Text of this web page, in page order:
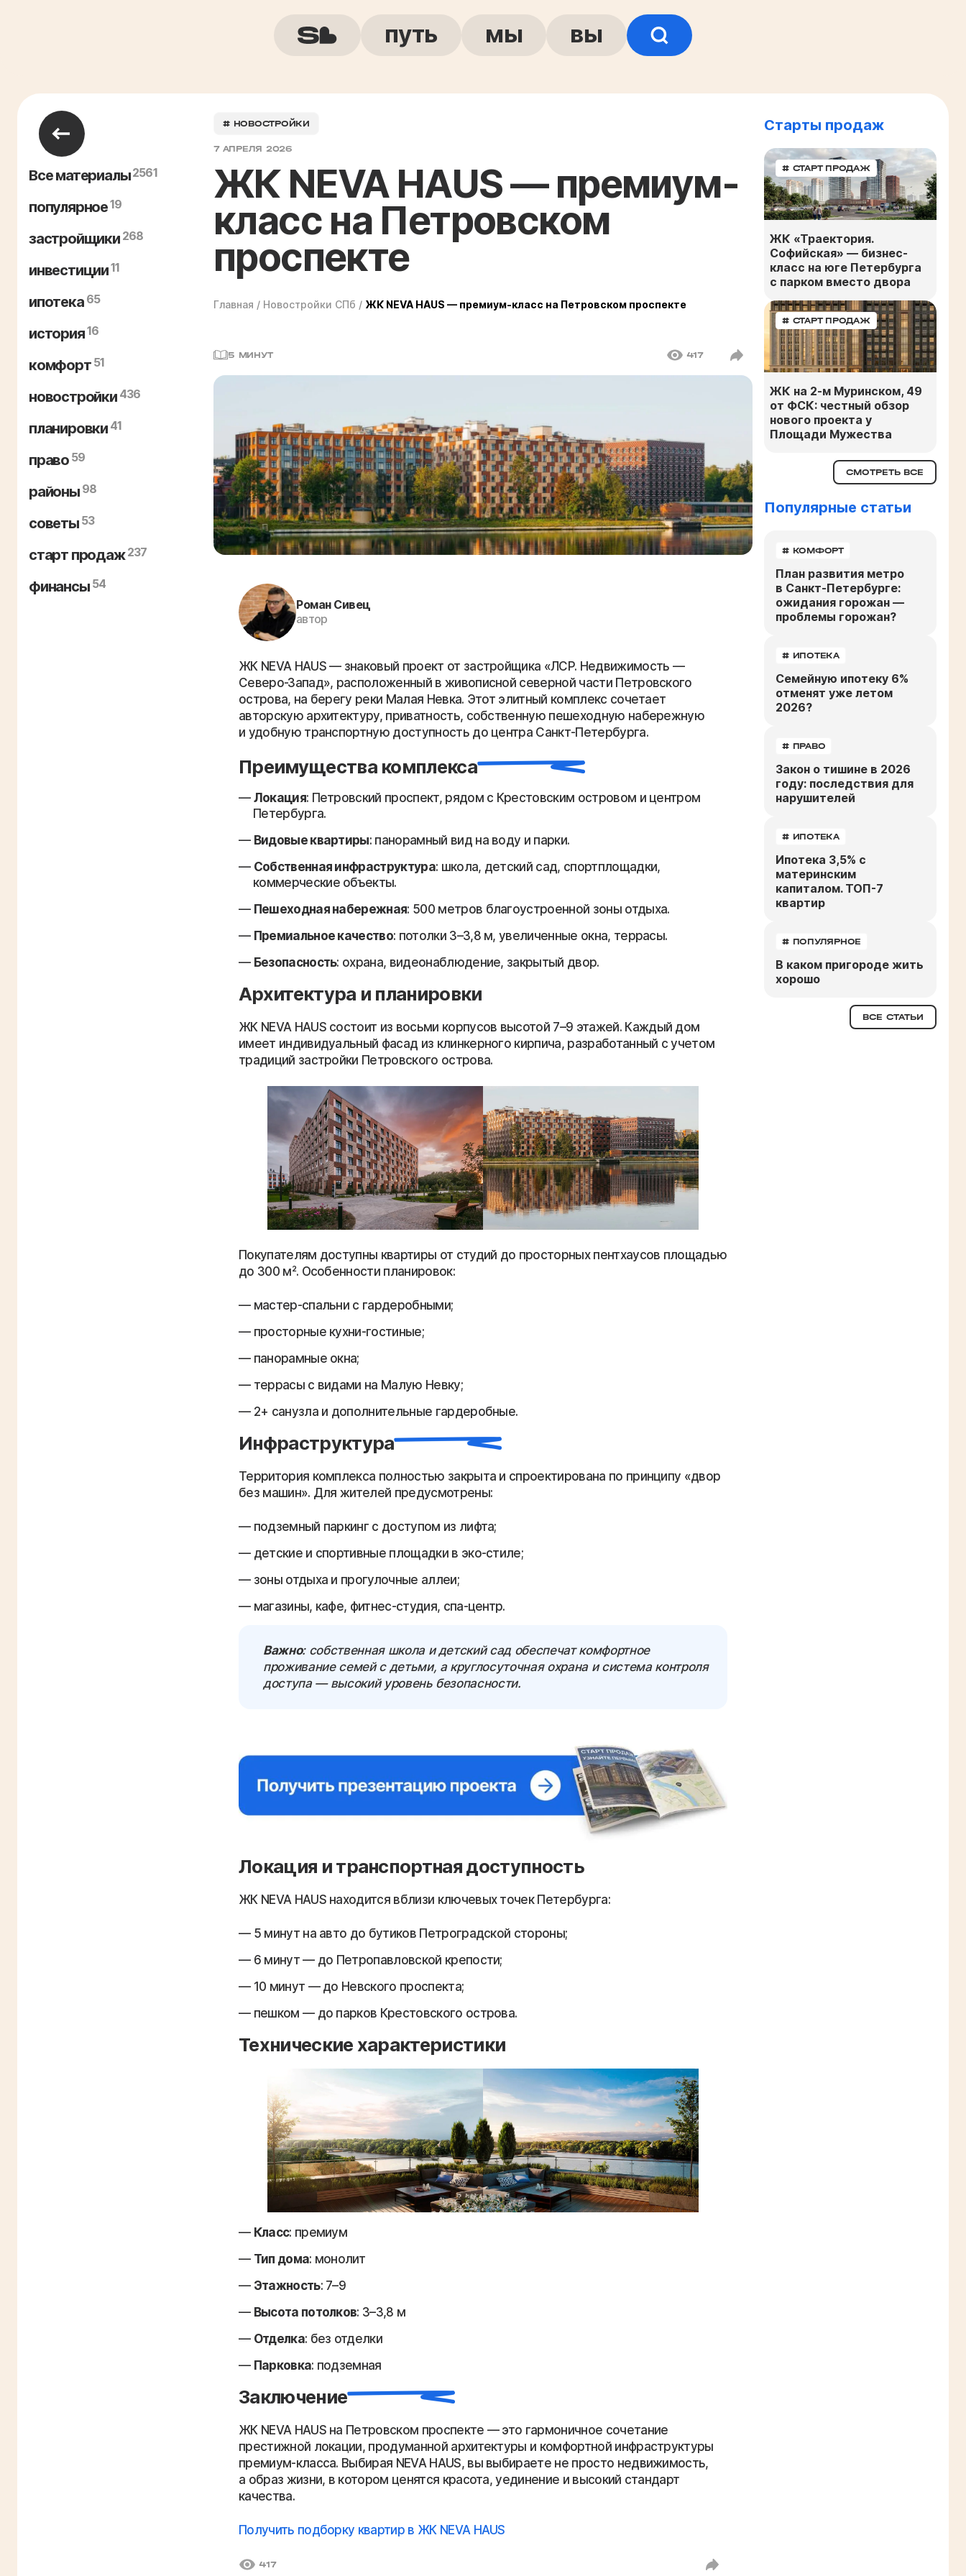
путь мы вы
Все материалы2561
популярное19
застройщики 268
инвестиции11
ипотека 65
история16
комфорт 51
новостройки 436
планировки 41
право 59
районы 98
советы 53
старт продаж 237
финансы 54
# НОВОСТРОЙКИ
7 АПРЕЛЯ 2026
ЖК NEVA HAUS — премиум-
класс на Петровском
проспекте
Главная / Новостройки СПб / ЖК NEVA HAUS — премиум-класс на Петровском проспекте
5 МИНУТ 417
Роман Сивец
автор
ЖК NEVA HAUS — знаковый проект от застройщика «ЛСР. Недвижимость —
Северо-Запад», расположенный в живописной северной части Петровского
острова, на берегу реки Малая Невка. Этот элитный комплекс сочетает
авторскую архитектуру, приватность, собственную пешеходную набережную
и удобную транспортную доступность до центра Санкт-Петербурга.
Преимущества комплекса
Локация: Петровский проспект, рядом с Крестовским островом и центром
Петербурга.
Видовые квартиры: панорамный вид на воду и парки.
Собственная инфраструктура: школа, детский сад, спортплощадки,
коммерческие объекты.
Пешеходная набережная: 500 метров благоустроенной зоны отдыха.
Премиальное качество: потолки 3–3,8 м, увеличенные окна, террасы.
Безопасность: охрана, видеонаблюдение, закрытый двор.
Архитектура и планировки
ЖК NEVA HAUS состоит из восьми корпусов высотой 7–9 этажей.Каждый дом
имеет индивидуальный фасад из клинкерного кирпича, разработанный с учетом
традиций застройки Петровского острова.
Покупателям доступны квартиры от студий до просторных пентхаусов площадью
до 300 м². Особенности планировок:
мастер-спальни с гардеробными;
просторные кухни-гостиные;
панорамные окна;
террасы с видами на Малую Невку;
2+ санузла и дополнительные гардеробные.
Инфраструктура
Территория комплекса полностью закрыта и спроектирована по принципу «двор
без машин». Для жителей предусмотрены:
подземный паркинг с доступом из лифта;
детские и спортивные площадки в эко-стиле;
зоны отдыха и прогулочные аллеи;
магазины, кафе, фитнес-студия, спа-центр.
Важно: собственная школа и детский сад обеспечат комфортное
проживание семей с детьми, а круглосуточная охрана и система контроля
доступа — высокий уровень безопасности.
Локация и транспортная доступность
ЖК NEVA HAUS находится вблизи ключевых точек Петербурга:
5 минут на авто до бутиков Петроградской стороны;
6 минут — до Петропавловской крепости;
10 минут — до Невского проспекта;
пешком — до парков Крестовского острова.
Технические характеристики
Класс: премиум
Тип дома: монолит
Этажность: 7–9
Высота потолков: 3–3,8 м
Отделка: без отделки
Парковка: подземная
Заключение
ЖК NEVA HAUS на Петровском проспекте — это гармоничное сочетание
престижной локации, продуманной архитектуры и комфортной инфраструктуры
премиум-класса. Выбирая NEVA HAUS, вы выбираете не просто недвижимость,
а образ жизни, в котором ценятся красота, уединение и высокий стандарт
качества.
Получить подборку квартир в ЖК NEVA HAUS
417
Старты продаж
# СТАРТ ПРОДАЖ
ЖК «Траектория.
Софийская» — бизнес-
класс на юге Петербурга
с парком вместо двора
# СТАРТ ПРОДАЖ
ЖК на 2-м Муринском, 49
от ФСК: честный обзор
нового проекта у
Площади Мужества
СМОТРЕТЬ ВСЕ
Популярные статьи
# КОМФОРТ
План развития метро
в Санкт-Петербурге:
ожидания горожан —
проблемы горожан?
# ИПОТЕКА
Семейную ипотеку 6%
отменят уже летом
2026?
# ПРАВО
Закон о тишине в 2026
году: последствия для
нарушителей
# ИПОТЕКА
Ипотека 3,5% с
материнским
капиталом. ТОП-7
квартир
# ПОПУЛЯРНОЕ
В каком пригороде жить
хорошо
ВСЕ СТАТЬИ